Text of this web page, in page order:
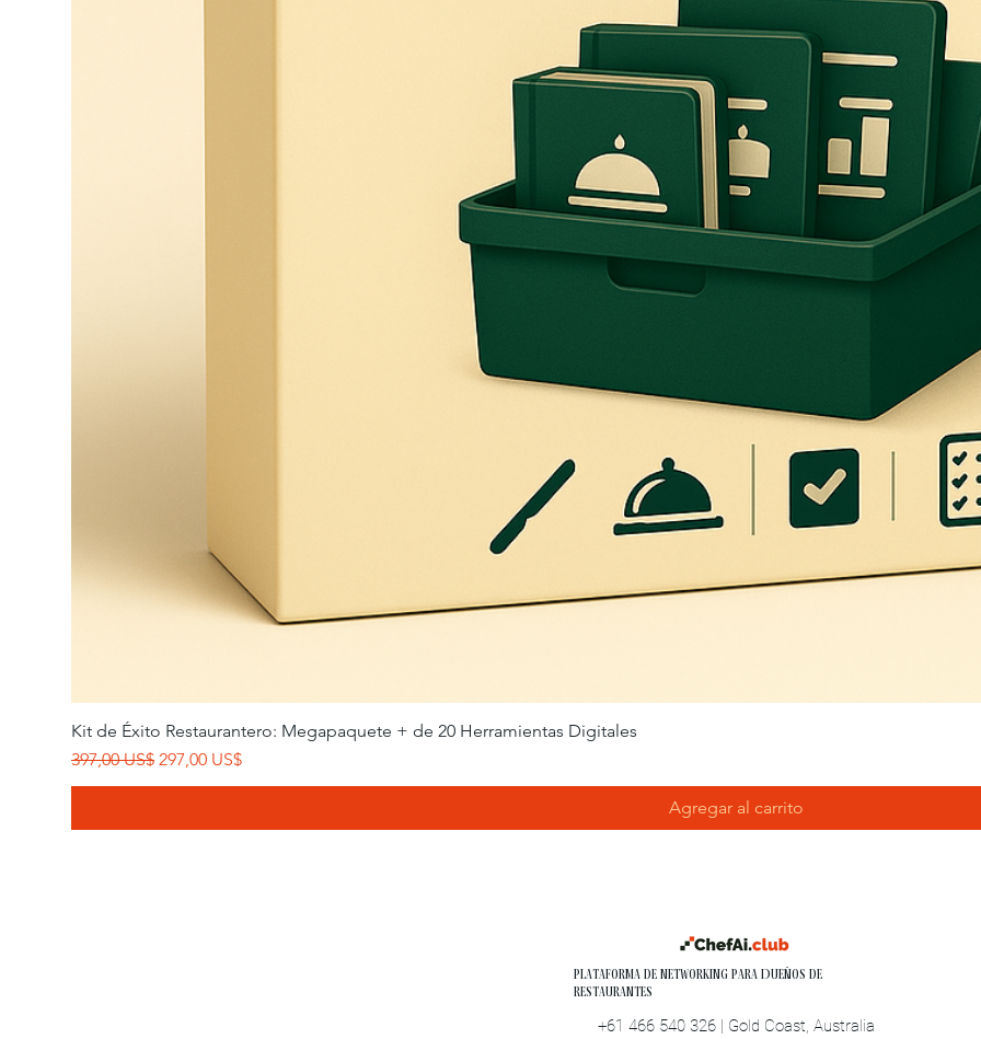
Kit de Éxito Restaurantero: Megapaquete + de 20 Herramientas Digitales
Precio
397,00 US$ Precio de oferta
297,00 US$
Agregar al carrito
Plataforma de Networking para Dueños de
Restaurantes
+61 466 540 326 | Gold Coast, Australia